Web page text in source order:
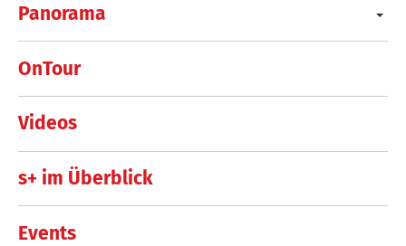
Panorama
OnTour
Videos
s+ im Überblick
Events